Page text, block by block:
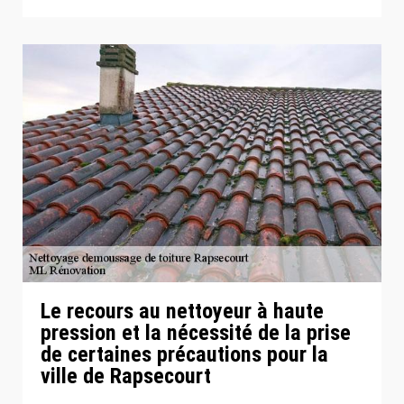
Le recours au nettoyeur à haute
pression et la nécessité de la prise
de certaines précautions pour la
ville de Rapsecourt